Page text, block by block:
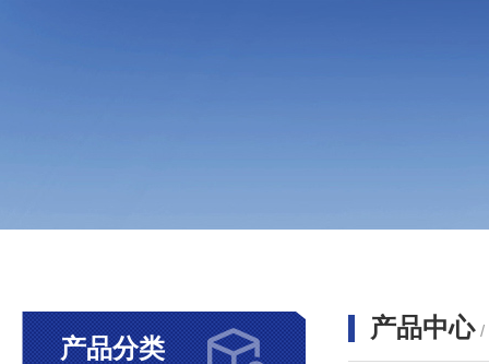
产品分类
产品中心 /